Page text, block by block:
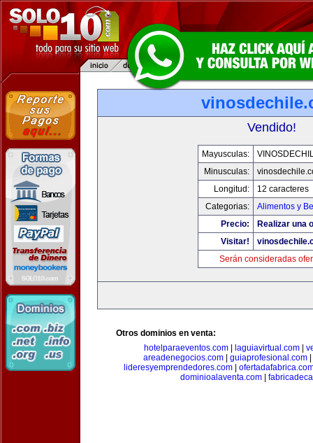
Vendido!
Mayusculas:
Minusculas:
Longitud:
12 caracteres
Categorias:
Alimentos y
Precio:
Realizar una
Visitar!
Serán consideradas
Otros dominios en venta:
hotelparaeventos.com
laguiavirtual.com
areadenegocios.com
guiaprofesional.com
lideresyemprendedores.com
dominioalaventa.com|